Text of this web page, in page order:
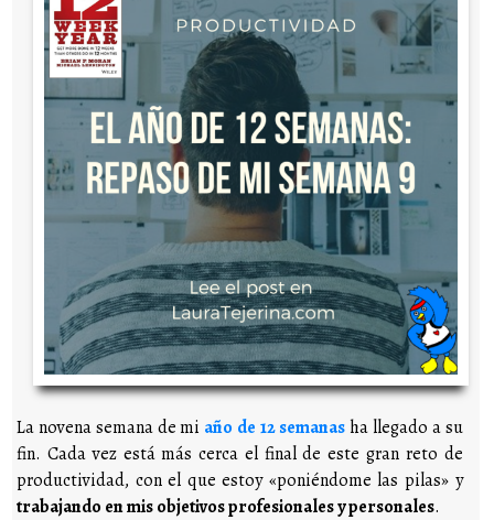
La novena semana de mi año de 12 semanasha llegado a su
fin. Cada vez está más cerca el final de este gran reto de
productividad, con el que estoy «poniéndome las pilas» y
trabajando en mis objetivos profesionales y personales.